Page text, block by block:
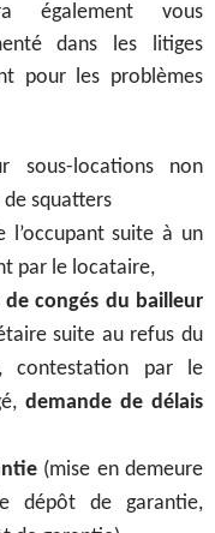
également vous
dans les litiges
pour les problèmes
sous-locations non
de squatters
l’occupant suite à un
par le locataire,
congés du bailleur
suite au refus du
contestation par le
demande de délais
(mise en demeure
dépôt de garantie,